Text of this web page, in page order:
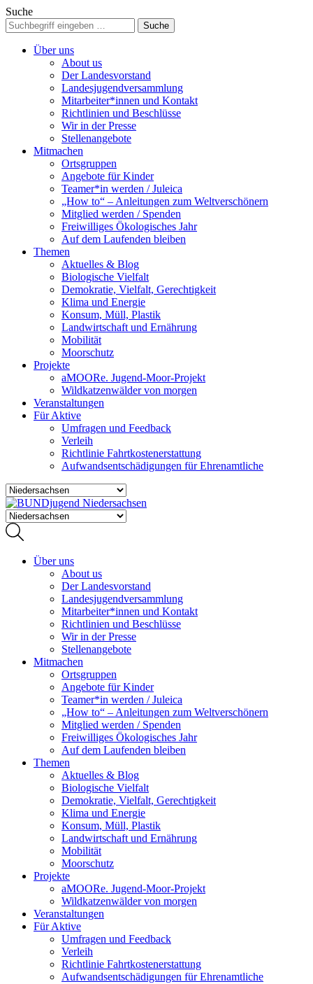
Suche
Über uns
About us
Der Landesvorstand
Landesjugendversammlung
Mitarbeiter*innen und Kontakt
Richtlinien und Beschlüsse
Wir in der Presse
Stellenangebote
Mitmachen
Ortsgruppen
Angebote für Kinder
Teamer*in werden / Juleica
„How to“ – Anleitungen zum Weltverschönern
Mitglied werden / Spenden
Freiwilliges Ökologisches Jahr
Auf dem Laufenden bleiben
Themen
Aktuelles & Blog
Biologische Vielfalt
Demokratie, Vielfalt, Gerechtigkeit
Klima und Energie
Konsum, Müll, Plastik
Landwirtschaft und Ernährung
Mobilität
Moorschutz
Projekte
aMOORe. Jugend-Moor-Projekt
Wildkatzenwälder von morgen
Veranstaltungen
Für Aktive
Umfragen und Feedback
Verleih
Richtlinie Fahrtkostenerstattung
Aufwandsentschädigungen für Ehrenamtliche
Über uns
About us
Der Landesvorstand
Landesjugendversammlung
Mitarbeiter*innen und Kontakt
Richtlinien und Beschlüsse
Wir in der Presse
Stellenangebote
Mitmachen
Ortsgruppen
Angebote für Kinder
Teamer*in werden / Juleica
„How to“ – Anleitungen zum Weltverschönern
Mitglied werden / Spenden
Freiwilliges Ökologisches Jahr
Auf dem Laufenden bleiben
Themen
Aktuelles & Blog
Biologische Vielfalt
Demokratie, Vielfalt, Gerechtigkeit
Klima und Energie
Konsum, Müll, Plastik
Landwirtschaft und Ernährung
Mobilität
Moorschutz
Projekte
aMOORe. Jugend-Moor-Projekt
Wildkatzenwälder von morgen
Veranstaltungen
Für Aktive
Umfragen und Feedback
Verleih
Richtlinie Fahrtkostenerstattung
Aufwandsentschädigungen für Ehrenamtliche